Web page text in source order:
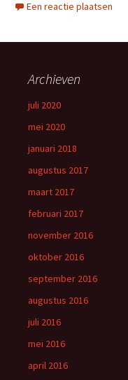
Een reactie plaatsen
Archieven
juli 2020
mei 2020
januari 2018
augustus 2017
maart 2017
februari 2017
november 2016
oktober 2016
september 2016
augustus 2016
juli 2016
mei 2016
april 2016